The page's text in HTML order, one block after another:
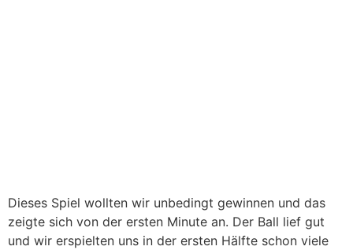
Dieses Spiel wollten wir unbedingt gewinnen und das
zeigte sich von der ersten Minute an. Der Ball lief gut
und wir erspielten uns in der ersten Hälfte schon viele